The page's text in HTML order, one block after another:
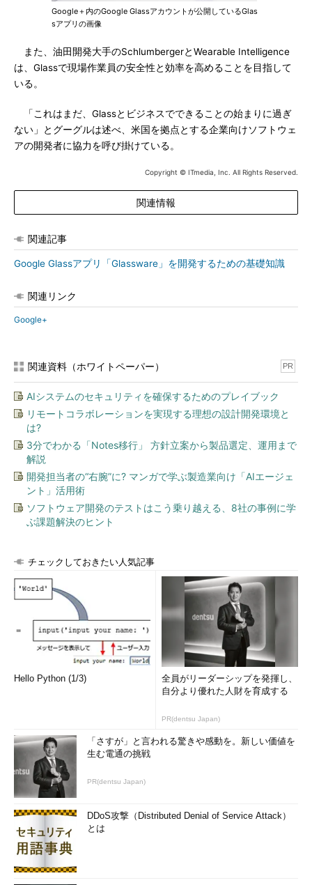
Google＋内のGoogle Glassアカウントが公開しているGlas
sアプリの画像
また、油田開発大手のSchlumbergerとWearable Intelligence
は、Glassで現場作業員の安全性と効率を高めることを目指して
いる。
「これはまだ、Glassとビジネスでできることの始まりに過ぎ
ない」とグーグルは述べ、米国を拠点とする企業向けソフトウェ
アの開発者に協力を呼び掛けている。
Copyright © ITmedia, Inc. All Rights Reserved.
関連情報
関連記事
Google Glassアプリ「Glassware」を開発するための基礎知識
関連リンク
Google+
関連資料（ホワイトペーパー） PR
AIシステムのセキュリティを確保するためのプレイブック
リモートコラボレーションを実現する理想の設計開発環境と
は?
3分でわかる「Notes移行」 方針立案から製品選定、運用まで
解説
開発担当者の“右腕”に? マンガで学ぶ製造業向け「AIエージェ
ント」活用術
ソフトウェア開発のテストはこう乗り越える、8社の事例に学
ぶ課題解決のヒント
チェックしておきたい人気記事
Hello Python (1/3)
全員がリーダーシップを発揮し、
自分より優れた人財を育成する
PR(dentsu Japan)
「さすが」と言われる驚きや感動を。新しい価値を
生む電通の挑戦
PR(dentsu Japan)
DDoS攻撃（Distributed Denial of Service Attack）
とは